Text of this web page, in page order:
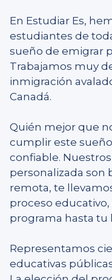
En Estudiar Es,
estudiantes de
sueño de emigrar
Trabajamos muy
inmigración
Canadá.
Quién mejor que
cumplir este
confiable.
personalizada son
remota, te
proceso
programa hasta tu
Representamos
educativas